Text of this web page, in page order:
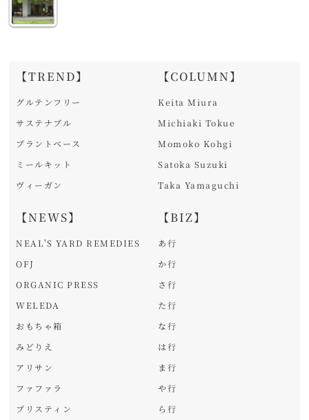
【TREND】
グルテンフリー
サステナブル
プラントベース
ミールキット
ヴィーガン
【NEWS】
NEAL'S YARD REMEDIES
OFJ
ORGANIC PRESS
WELEDA
おもちゃ箱
みどりえ
アリサン
ファファラ
プリスティン
【COLUMN】
Keita Miura
Michiaki Tokue
Momoko Kohgi
Satoka Suzuki
Taka Yamaguchi
【BIZ】
あ行
か行
さ行
た行
な行
は行
ま行
や行
ら行